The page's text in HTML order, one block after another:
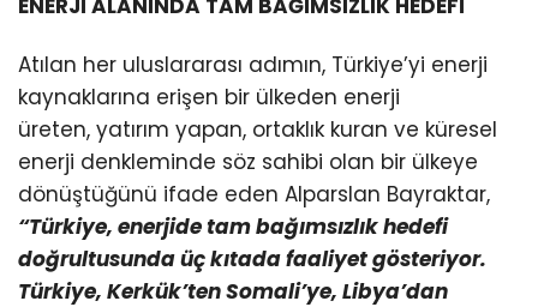
Atılan her uluslararası adımın, Türkiye’yi enerji
kaynaklarına erişen bir ülkeden enerji
üreten, yatırım yapan, ortaklık kuran ve küresel
enerji denkleminde söz sahibi olan bir ülkeye
dönüştüğünü ifade eden Alparslan Bayraktar,
“Türkiye, enerjide tam bağımsızlık hedefi
doğrultusunda üç kıtada faaliyet gösteriyor.
Türkiye, Kerkük’ten Somali’ye, Libya’dan